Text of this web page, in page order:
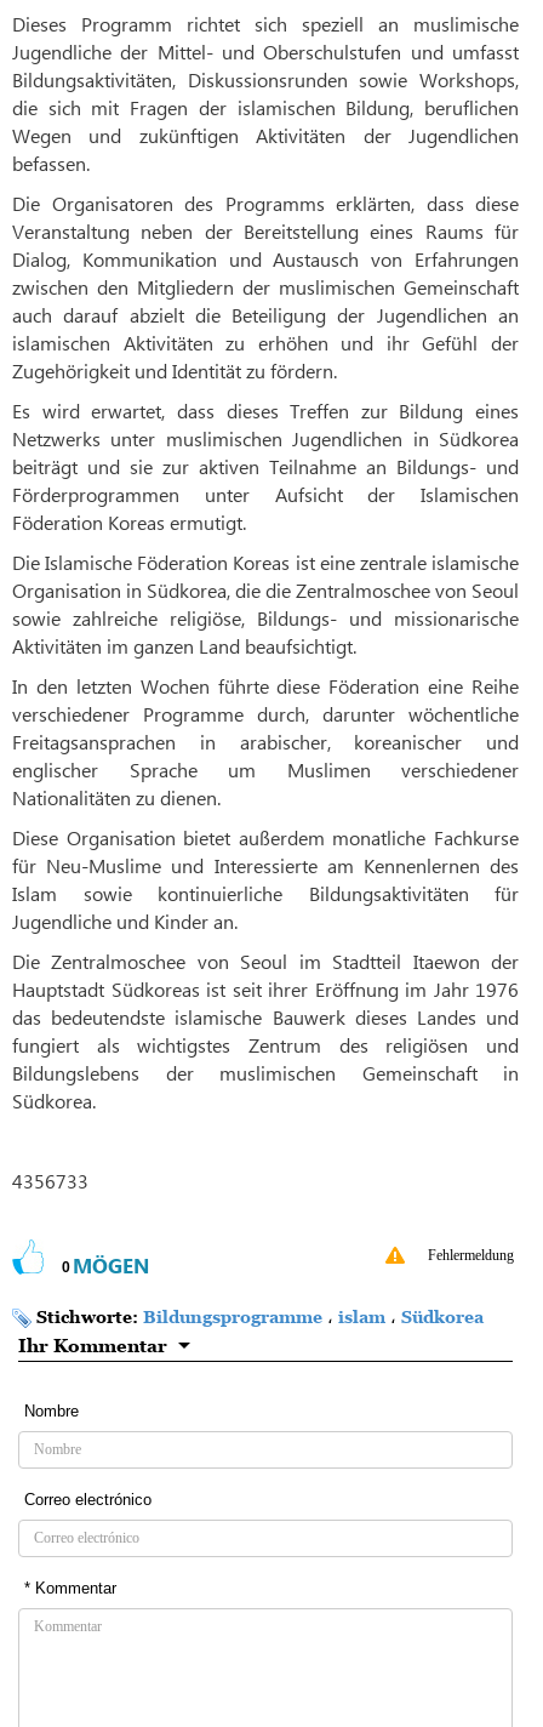
Dieses Programm richtet sich speziell an muslimische
Jugendliche der Mittel- und Oberschulstufen und umfasst
Bildungsaktivitäten, Diskussionsrunden sowie Workshops,
die sich mit Fragen der islamischen Bildung, beruflichen
Wegen und zukünftigen Aktivitäten der Jugendlichen
befassen.
Die Organisatoren des Programms erklärten, dass diese
Veranstaltung neben der Bereitstellung eines Raums für
Dialog, Kommunikation und Austausch von Erfahrungen
zwischen den Mitgliedern der muslimischen Gemeinschaft
auch darauf abzielt die Beteiligung der Jugendlichen an
islamischen Aktivitäten zu erhöhen und ihr Gefühl der
Zugehörigkeit und Identität zu fördern.
Es wird erwartet, dass dieses Treffen zur Bildung eines
Netzwerks unter muslimischen Jugendlichen in Südkorea
beiträgt und sie zur aktiven Teilnahme an Bildungs- und
Förderprogrammen unter Aufsicht der Islamischen
Föderation Koreas ermutigt.
Die Islamische Föderation Koreas ist eine zentrale islamische
Organisation in Südkorea, die die Zentralmoschee von Seoul
sowie zahlreiche religiöse, Bildungs- und missionarische
Aktivitäten im ganzen Land beaufsichtigt.
In den letzten Wochen führte diese Föderation eine Reihe
verschiedener Programme durch, darunter wöchentliche
Freitagsansprachen in arabischer, koreanischer und
englischer Sprache um Muslimen verschiedener
Nationalitäten zu dienen.
Diese Organisation bietet außerdem monatliche Fachkurse
für Neu-Muslime und Interessierte am Kennenlernen des
Islam sowie kontinuierliche Bildungsaktivitäten für
Jugendliche und Kinder an.
Die Zentralmoschee von Seoul im Stadtteil Itaewon der
Hauptstadt Südkoreas ist seit ihrer Eröffnung im Jahr 1976
das bedeutendste islamische Bauwerk dieses Landes und
fungiert als wichtigstes Zentrum des religiösen und
Bildungslebens der muslimischen Gemeinschaft in
Südkorea.
4356733
0 MÖGEN Fehlermeldung
Stichworte: Bildungsprogramme ، islam ، Südkorea
Ihr Kommentar
Nombre
Correo electrónico
* Kommentar